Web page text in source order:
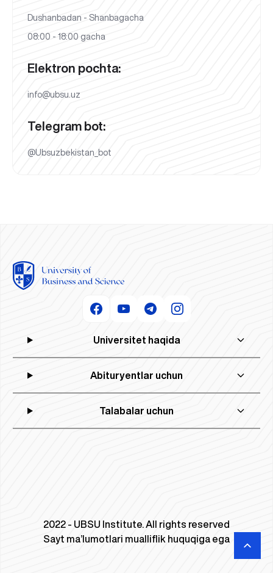
Dushanbadan - Shanbagacha
08:00 - 18:00 gacha
Elektron pochta:
info@ubsu.uz
Telegram bot:
@Ubsuzbekistan_bot
Universitet haqida
Abituryentlar uchun
Talabalar uchun
2022 - UBSU Institute. All rights reserved
Sayt ma’lumotlari mualliflik huquqiga ega